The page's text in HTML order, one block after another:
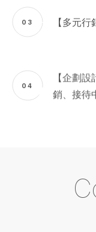
03 【多元
04
【企劃
銷、接待